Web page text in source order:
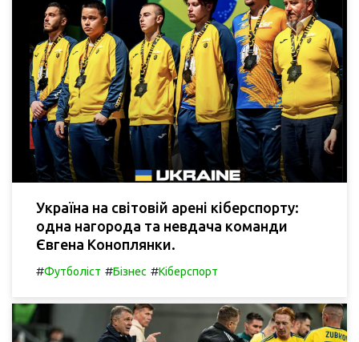
Україна на світовій арені кіберспорту:
одна нагорода та невдача команди
Євгена Коноплянки.
#Футболіст #Бізнес #Кіберспорт